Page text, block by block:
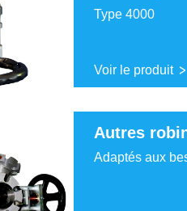
Type 4000
Voir le produit
Autres
Adaptés aux